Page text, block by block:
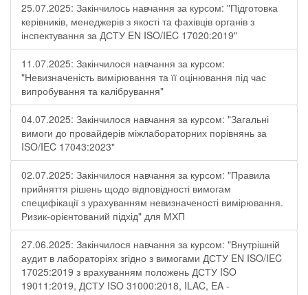
25.07.2025: Закінчилось навчання за курсом: "Підготовка
керівників, менеджерів з якості та фахівців органів з
інспектування за ДСТУ EN ISO/IEC 17020:2019"
11.07.2025: Закінчилося навчання за курсом:
"Невизначеність вимірювання та її оцінювання під час
випробування та калібрування"
04.07.2025: Закінчилося навчання за курсом: "Загальні
вимоги до провайдерів міжлабораторних порівнянь за
ISO/IEC 17043:2023"
02.07.2025: Закінчилося навчання за курсом: "Правила
прийняття рішень щодо відповідності вимогам
специфікації з урахуванням невизначеності вимірювання.
Ризик-орієнтований підхід" для МХП
27.06.2025: Закінчилося навчання за курсом: "Внутрішній
аудит в лабораторіях згідно з вимогами ДСТУ EN ISO/IEC
17025:2019 з врахуванням положень ДСТУ ISO
19011:2019, ДСТУ ISO 31000:2018, ILAC, EA -